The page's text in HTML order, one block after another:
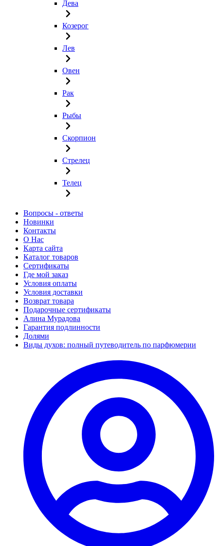
Дева
Козерог
Лев
Овен
Рак
Рыбы
Скорпион
Стрелец
Телец
Вопросы - ответы
Новинки
Контакты
О Нас
Карта сайта
Каталог товаров
Сертификаты
Где мой заказ
Условия оплаты
Условия доставки
Возврат товара
Подарочные сертификаты
Алина Мурадова
Гарантия подлинности
Долями
Виды духов: полный путеводитель по парфюмерии